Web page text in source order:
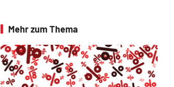
Mehr zum Thema